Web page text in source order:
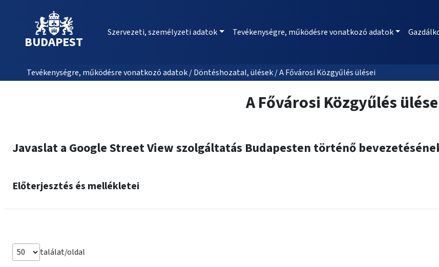
BUDAPEST
Szervezeti, személyzeti adatok Tevékenységre, működésre vonatkozó adatok
Tevékenységre, működésre vonatkozó adatok / Döntéshozatal, ülések / A Fővárosi Közgyűlés ülései
A Fővárosi Közgyűlés
Javaslat a Google Street View szolgáltatás Budapesten történő
Előterjesztés és mellékletei
találat/oldal